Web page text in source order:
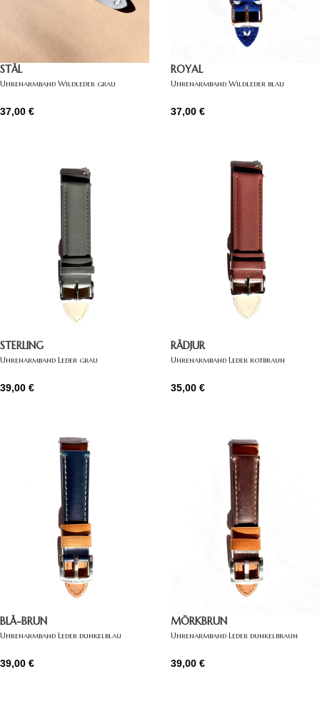
STÅL
Uhrenarmband Wildleder grau
37,00 €
ROYAL
Uhrenarmband Wildleder blau
37,00 €
STERLING
Uhrenarmband Leder grau
39,00 €
RÅDJUR
Uhrenarmband Leder rotbraun
35,00 €
BLÅ-BRUN
Uhrenarmband Leder dunkelblau
39,00 €
MÖRKBRUN
Uhrenarmband Leder dunkelbraun
39,00 €